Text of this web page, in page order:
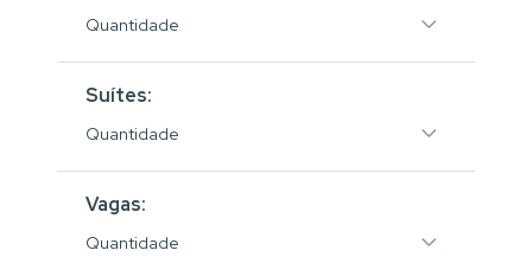
Quantidade
Suítes:
Quantidade
Vagas:
Quantidade